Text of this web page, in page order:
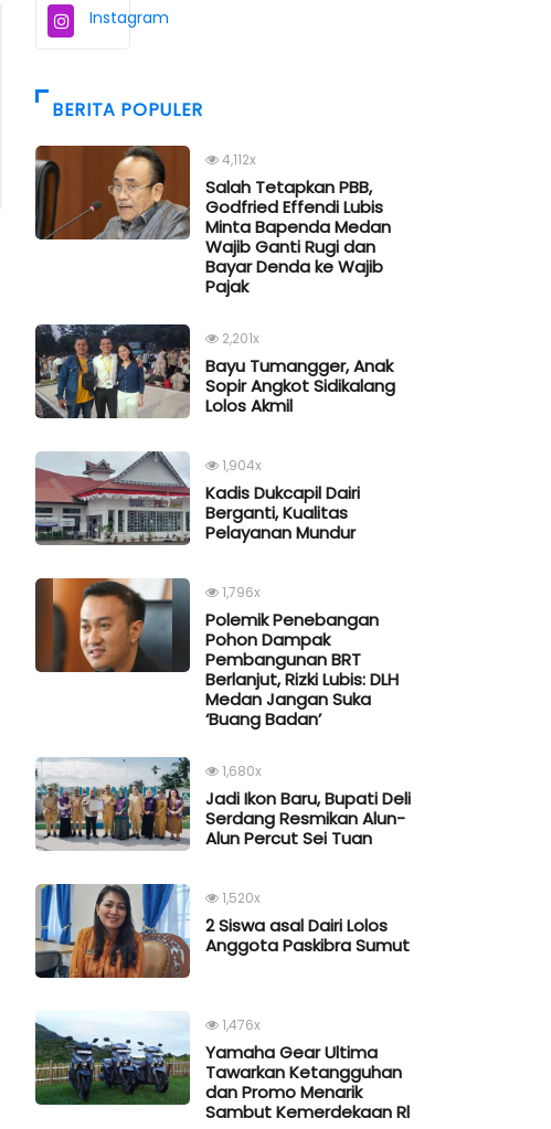
Instagram
BERITA POPULER
4,112x
Salah Tetapkan PBB,
Godfried Effendi Lubis
Minta Bapenda Medan
Wajib Ganti Rugi dan
Bayar Denda ke Wajib
Pajak
2,201x
Bayu Tumangger, Anak
Sopir Angkot Sidikalang
Lolos Akmil
1,904x
Kadis Dukcapil Dairi
Berganti, Kualitas
Pelayanan Mundur
1,796x
Polemik Penebangan
Pohon Dampak
Pembangunan BRT
Berlanjut, Rizki Lubis: DLH
Medan Jangan Suka
‘Buang Badan’
1,680x
Jadi Ikon Baru, Bupati Deli
Serdang Resmikan Alun-
Alun Percut Sei Tuan
1,520x
2 Siswa asal Dairi Lolos
Anggota Paskibra Sumut
1,476x
Yamaha Gear Ultima
Tawarkan Ketangguhan
dan Promo Menarik
Sambut Kemerdekaan Rl